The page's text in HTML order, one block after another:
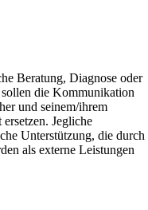
Beratung, Diagnose oder
die Kommunikation
und seinem/ihrem
Jegliche
Unterstützung, die durch
als externe Leistungen